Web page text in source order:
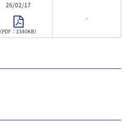
26/02/17
（PDF：3340KB）
-